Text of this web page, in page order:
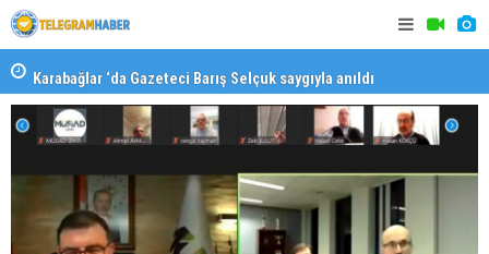
Karabağlar ‘da Gazeteci Barış Selçuk saygıyla anıldı